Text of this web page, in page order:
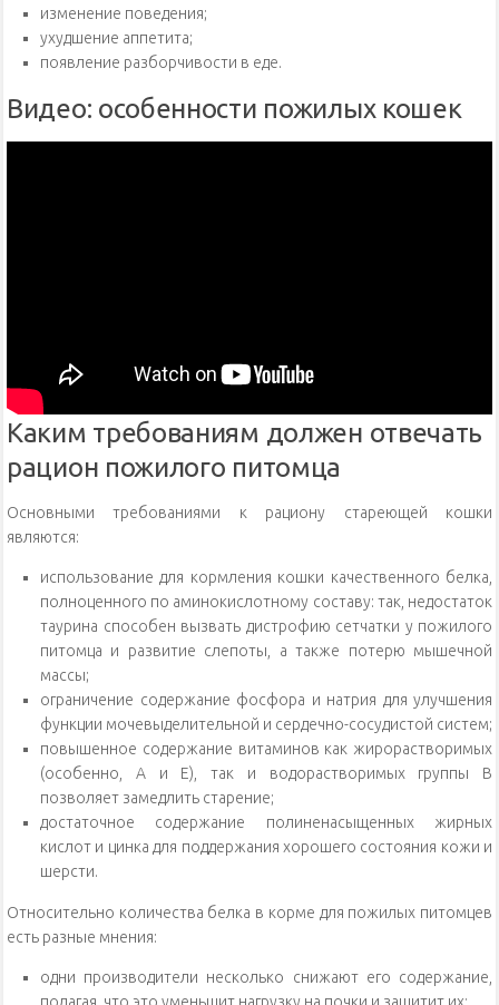
изменение поведения;
ухудшение аппетита;
появление разборчивости в еде.
Видео: особенности пожилых кошек
Каким требованиям должен отвечать
рацион пожилого питомца
Основными требованиями к рациону стареющей кошки
являются:
использование для кормления кошки качественного белка,
полноценного по аминокислотному составу: так, недостаток
таурина способен вызвать дистрофию сетчатки у пожилого
питомца и развитие слепоты, а также потерю мышечной
массы;
ограничение содержание фосфора и натрия для улучшения
функции мочевыделительной и сердечно-сосудистой систем;
повышенное содержание витаминов как жирорастворимых
(особенно, А и Е), так и водорастворимых группы В
позволяет замедлить старение;
достаточное содержание полиненасыщенных жирных
кислот и цинка для поддержания хорошего состояния кожи и
шерсти.
Относительно количества белка в корме для пожилых питомцев
есть разные мнения:
одни производители несколько снижают его содержание,
полагая, что это уменьшит нагрузку на почки и защитит их;